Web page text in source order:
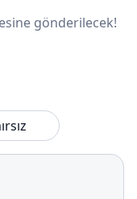
gönderilecek!